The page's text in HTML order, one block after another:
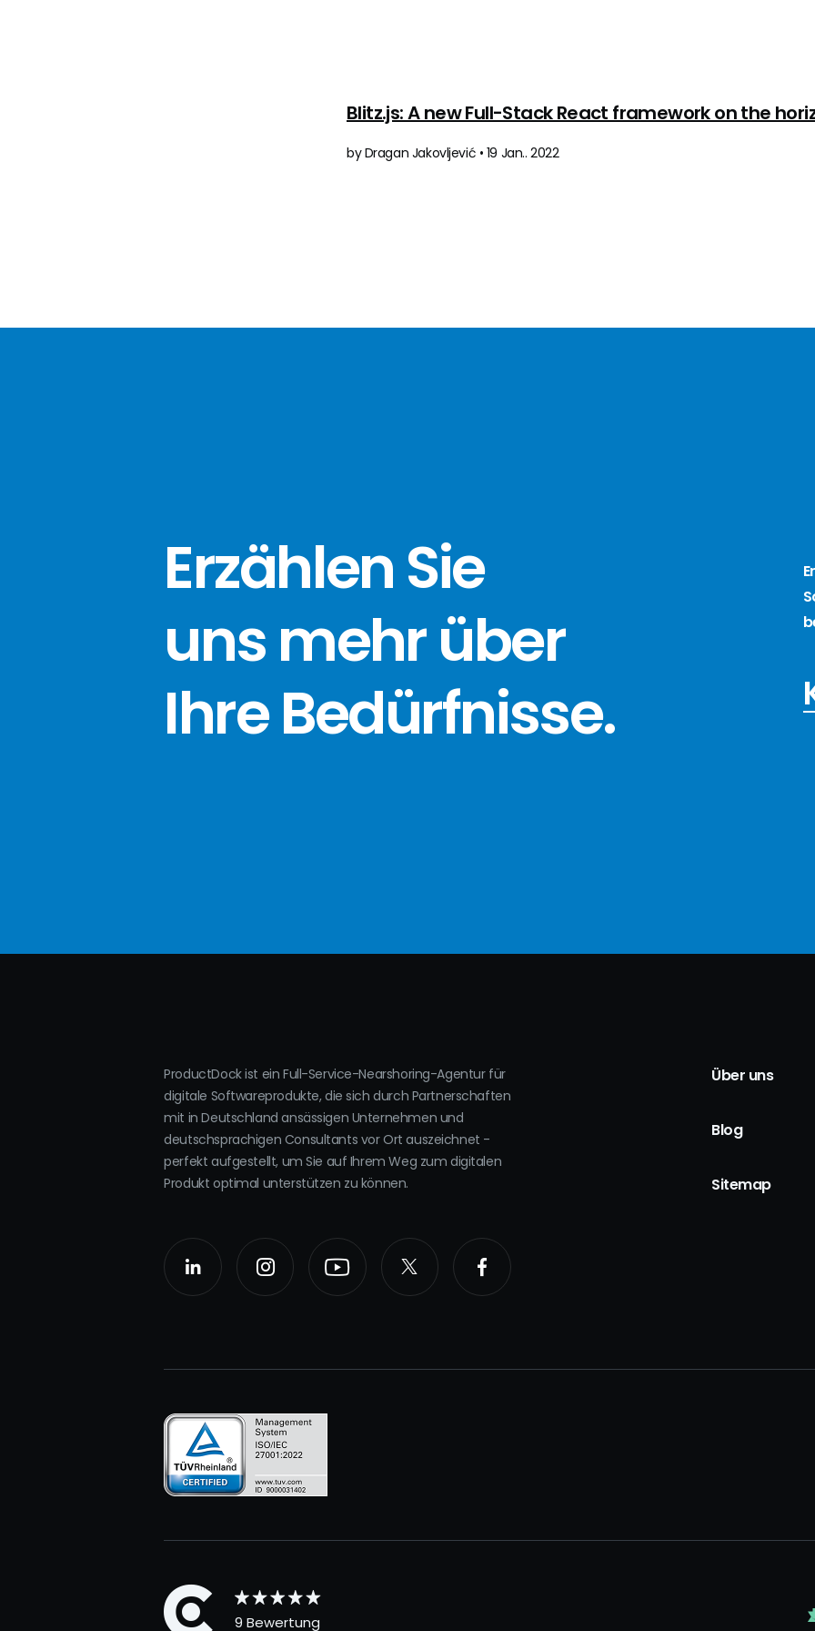
Blitz.js: A new Full-Stack React framework on the
by Dragan Jakovljević • 19 Jan.. 2022
Erzählen Sie
uns mehr über
Ihre Bedürfnisse.
ProductDock ist ein Full-Service-Nearshoring-Agentur für
digitale Softwareprodukte, die sich durch Partnerschaften
mit in Deutschland ansässigen Unternehmen und
deutschsprachigen Consultants vor Ort auszeichnet -
perfekt aufgestellt, um Sie auf Ihrem Weg zum digitalen
Produkt optimal unterstützen zu können.
Über uns
Blog
Sitemap
9 Bewertung